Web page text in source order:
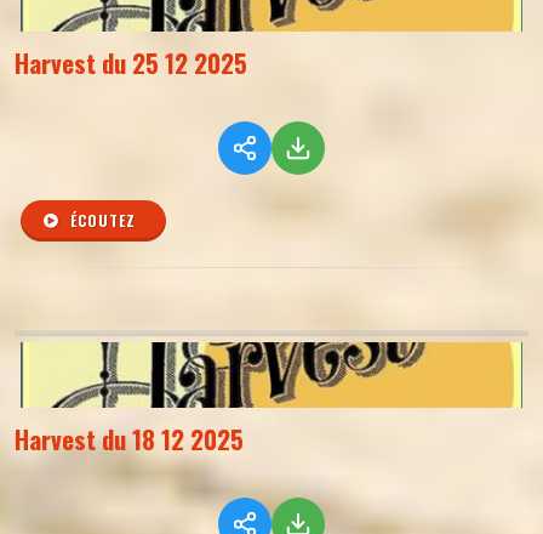
Harvest du 25 12 2025
ÉCOUTEZ
Harvest du 18 12 2025